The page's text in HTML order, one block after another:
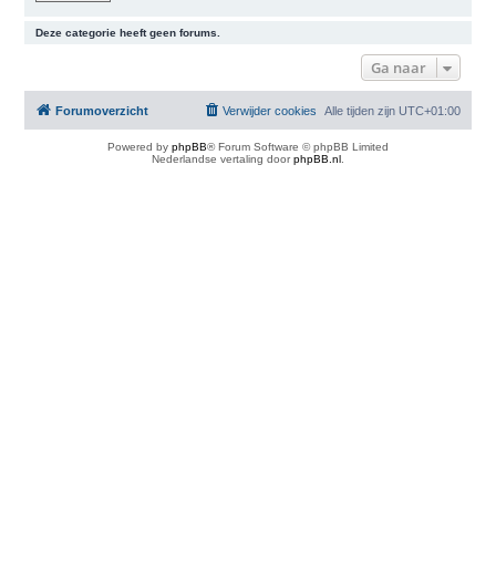
Deze categorie heeft geen forums.
Ga naar
Forumoverzicht Alle tijden zijn UTC+01:00
Verwijder cookies
Powered by phpBB® Forum Software © phpBB Limited
Nederlandse vertaling doorphpBB.nl